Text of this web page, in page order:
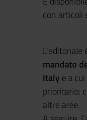
con articoli
L'editoriale
mandato
Italy e a
prioritario:
altre aree.